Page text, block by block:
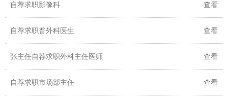
查看
自荐求职影像科
查看
自荐求职普外科医生
查看
张主任自荐求职外科主任医师
查看
自荐求职市场部主任